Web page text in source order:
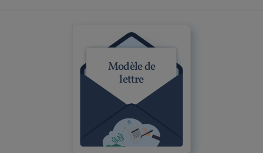
Modèle de
lettre